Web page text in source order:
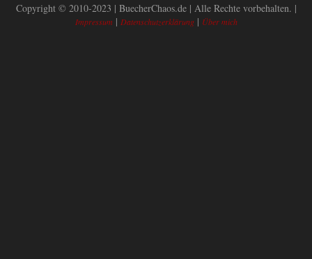
Copyright © 2010-2023 | BuecherChaos.de | Alle Rechte vorbehalten. |
Impressum | Datenschutzerklärung| Über mich